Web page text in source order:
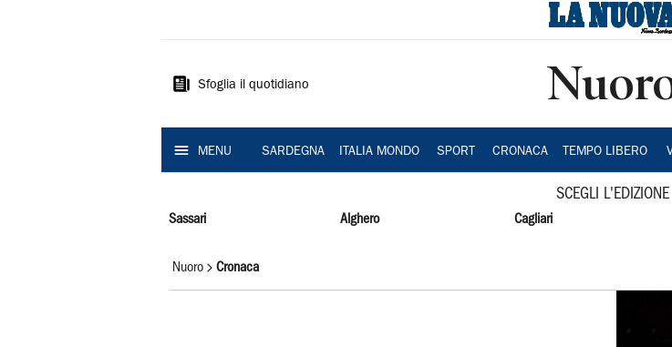
Sardegna
Sfoglia il quotidiano
MENU SARDEGNA ITALIA MONDO SPORT CRONACA TEMPO LIBERO
SCEGLI L'EDIZIONE
Sassari Alghero Cagliari
Nuoro Cronaca